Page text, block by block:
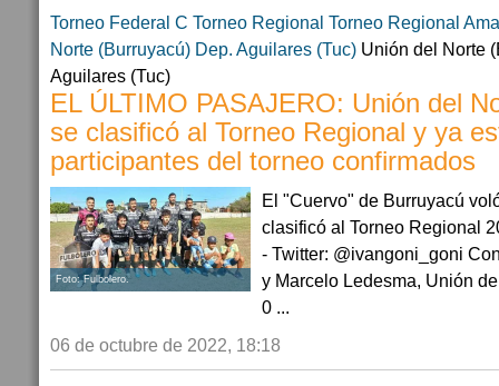
Torneo Federal C Torneo Regional Torneo Regional
Norte (Burruyacú) Dep. Aguilares (Tuc) Unión del Norte
Aguilares (Tuc)
EL ÚLTIMO PASAJERO: Unión del
se clasificó al Torneo Regional y ya
participantes del torneo confirmados
Foto: Fulbolero.
El "Cuervo" de Burruyacú
clasificó al Torneo Regional
- Twitter: @ivangoni_goni
y Marcelo Ledesma, Unión
0 ...
06 de octubre de 2022, 18:18